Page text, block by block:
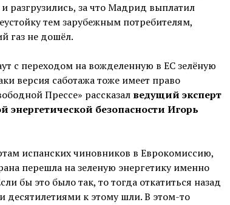
разгрузились, за что Мадрид выплатил
тем зарубежным потребителям,
газ не дошёл.
с переходом на вожделенную в ЕС зелёную
версия саботажа тоже имеет право
Прессе» рассказал ведущий эксперт
энергетической безопасности Игорь
испанских чиновников в Еврокомиссию,
перешла на зеленую энергетику именно
бы это было так, то тогда откатиться назад
к этому шли. В этом-то